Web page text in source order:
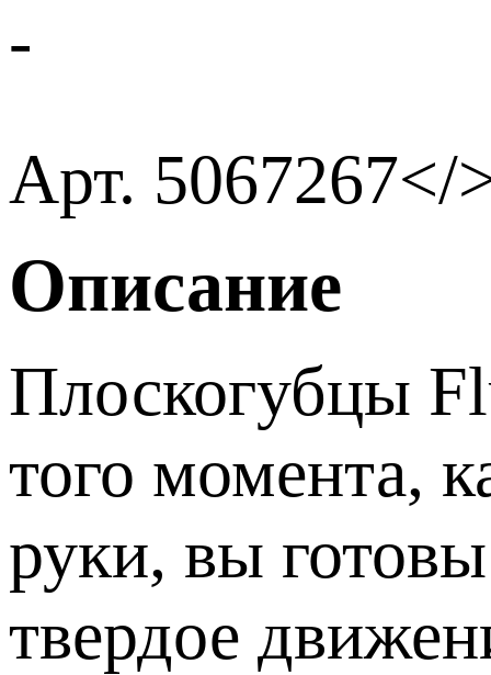
-
Арт. 5067267</
Описание
Плоскогубцы
того момента,
руки, вы
твердое